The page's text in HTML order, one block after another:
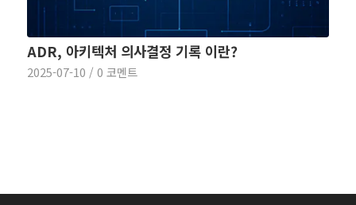
ADR, 아키텍처 의사결정 기록 이란?
2025-07-10 / 0 코멘트